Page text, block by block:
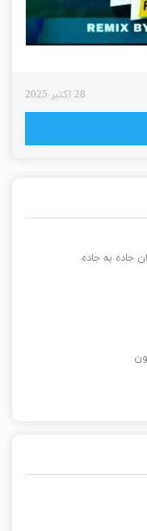
جاده به جاده
28 اکتبر 2025